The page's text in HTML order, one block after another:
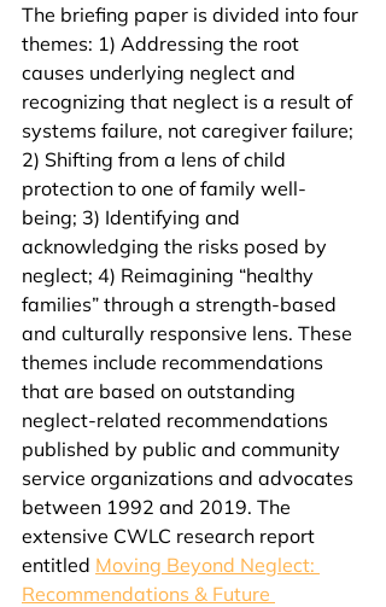
The briefing paper is divided into four
themes: 1) Addressing the root
causes underlying neglect and
recognizing that neglect is a result of
systems failure, not caregiver failure;
2) Shifting from a lens of child
protection to one of family well-
being; 3) Identifying and
acknowledging the risks posed by
neglect; 4) Reimagining “healthy
families” through a strength-based
and culturally responsive lens. These
themes include recommendations
that are based on outstanding
neglect-related recommendations
published by public and community
service organizations and advocates
between 1992 and 2019. The
extensive CWLC research report
entitled Moving Beyond Neglect:
Recommendations & Future